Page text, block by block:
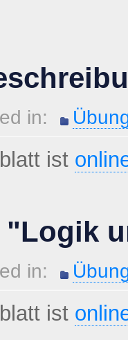
in:
ist
in:
ist